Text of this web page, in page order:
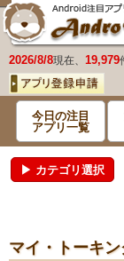
2026/8/8現在、 19,979
今日の注目
アプリ一覧
▶ カテゴリ選択
マイ・トーキ